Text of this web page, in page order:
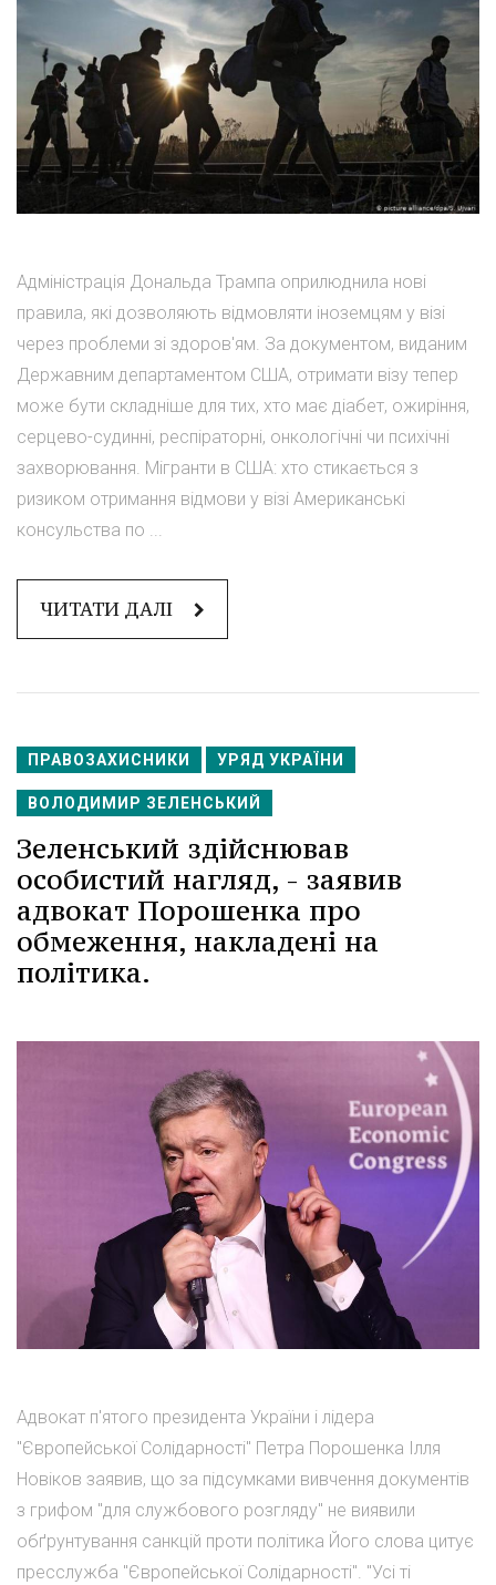
Адміністрація Дональда Трампа оприлюднила нові
правила, які дозволяють відмовляти іноземцям у візі
через проблеми зі здоров'ям. За документом, виданим
Державним департаментом США, отримати візу тепер
може бути складніше для тих, хто має діабет, ожиріння,
серцево-судинні, респіраторні, онкологічні чи психічні
захворювання. Мігранти в США: хто стикається з
ризиком отримання відмови у візі Американські
консульства по ...
ЧИТАТИ ДАЛІ
ПРАВОЗАХИСНИКИ УРЯД УКРАЇНИ
ВОЛОДИМИР ЗЕЛЕНСЬКИЙ
Зеленський здійснював
особистий нагляд, - заявив
адвокат Порошенка про
обмеження, накладені на
політика.
Адвокат п'ятого президента України і лідера
"Європейської Солідарності" Петра Порошенка Ілля
Новіков заявив, що за підсумками вивчення документів
з грифом "для службового розгляду" не виявили
обґрунтування санкцій проти політика Його слова цитує
пресслужба "Європейської Солідарності". "Усі ті